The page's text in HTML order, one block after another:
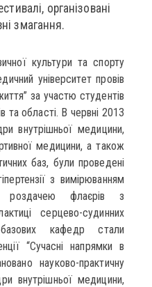
організовані
змагання.
культури та спорту
університет провів
за участю студентів
та області. В червні 2013
внутрішньої медицини,
медицини, а також
баз, були проведені
з вимірюванням
роздачею флаєрів з
серцево-судинних
кафедр стали
“Сучасні напрямки в
науково-практичну
внутрішньої медицини,